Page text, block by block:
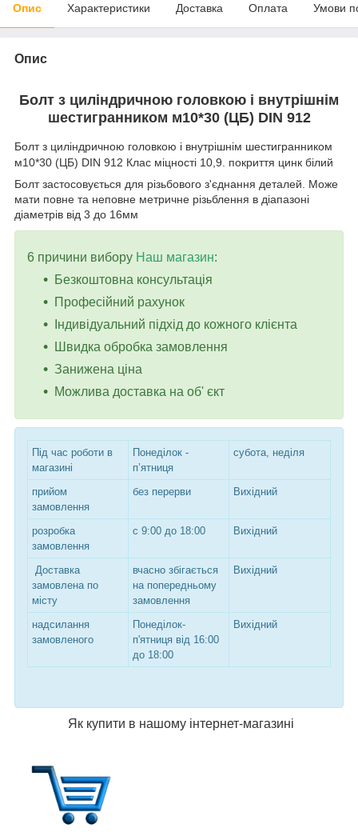
Опис Характеристики Доставка Оплата Умови
Опис
Болт з циліндричною головкою і внутрішнім
шестигранником м10*30(ЦБ) DIN 912
Болт з циліндричною головкою і внутрішнім шестигранником
м10*30 (ЦБ) DIN 912 Клас міцності 10,9. покриття цинк білий
Болт застосовується для різьбового з'єднання деталей. Може
мати повне та неповне метричне різьблення в діапазоні
діаметрів від 3 до 16мм
6 причини вибору Наш магазин:
Безкоштовна консультація
Професійний рахунок
Індивідуальний підхід до кожного клієнта
Швидка обробка замовлення
Занижена ціна
Можлива доставка на об' єкт
Під час роботи в
магазині
Понеділок -
п’ятниця
субота, неділя
прийом
замовлення
без перерви Вихідний
розробка
замовлення
с 9:00 до 18:00 Вихідний
Доставка
замовлена по
місту
вчасно збігається
на попередньому
замовлення
Вихідний
надсилання
замовленого
Понеділок-
п'ятниця від 16:00
до 18:00
Вихідний
Як купити в нашому інтернет-магазині